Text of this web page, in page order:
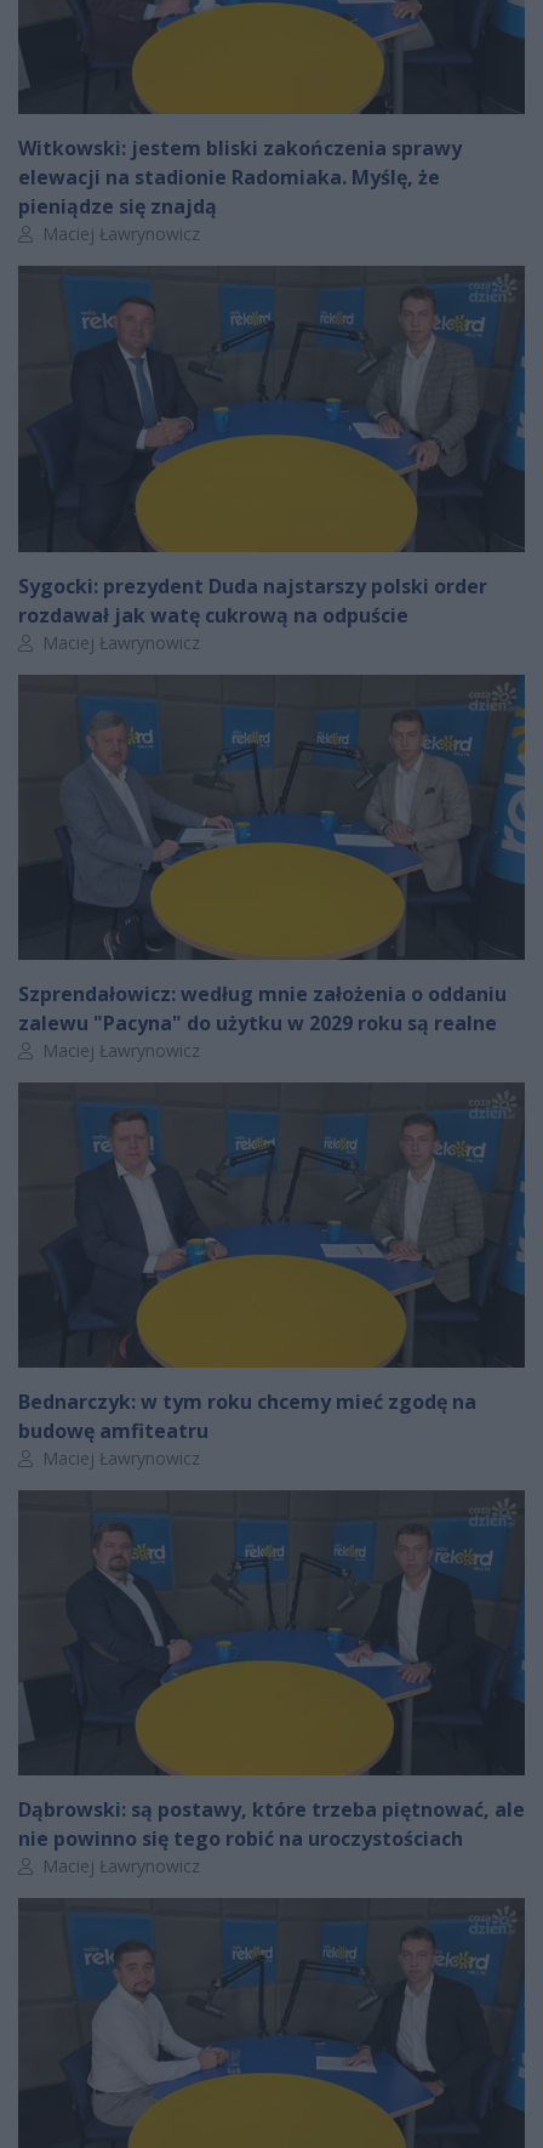
Witkowski: jestem bliski zakończenia sprawy
elewacji na stadionie Radomiaka. Myślę, że
pieniądze się znajdą
Autor artykułu:
Maciej Ławrynowicz
Sygocki: prezydent Duda najstarszy polski order
rozdawał jak watę cukrową na odpuście
Autor artykułu:
Maciej Ławrynowicz
Szprendałowicz: według mnie założenia o oddaniu
zalewu "Pacyna" do użytku w 2029 roku są realne
Autor artykułu:
Maciej Ławrynowicz
Bednarczyk: w tym roku chcemy mieć zgodę na
budowę amfiteatru
Autor artykułu:
Maciej Ławrynowicz
Dąbrowski: są postawy, które trzeba piętnować, ale
nie powinno się tego robić na uroczystościach
Autor artykułu:
Maciej Ławrynowicz